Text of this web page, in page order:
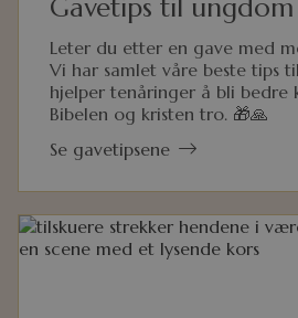
Gavetips til ungdom
Leter du etter en gave med
Vi har samlet våre beste tips
hjelper tenåringer å bli bedre
Bibelen og kristen tro. 🎁🙏
Se gavetipsene